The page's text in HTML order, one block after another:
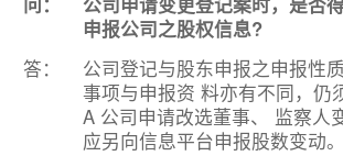
申报公司之股权信息?
答：
公司登记与股东申报之申报性
事项与申报资 料亦有不同，仍
A 公司申请改选董事、 监察人
应另向信息平台申报股数变动。